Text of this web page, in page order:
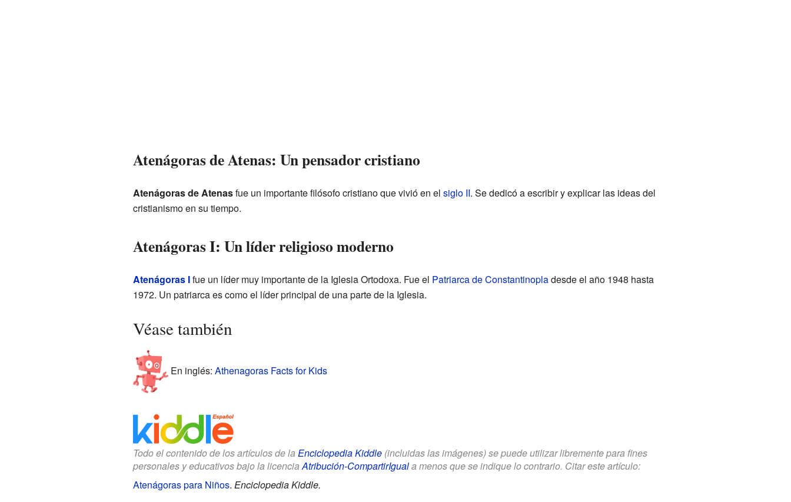
Atenágoras de Atenas: Un pensador cristiano
Atenágoras de Atenasfue un importante filósofo cristiano que vivió en el siglo II. Se dedicó a escribir y explicar las ideas del
cristianismo en su tiempo.
Atenágoras I: Un líder religioso moderno
Atenágoras Ifue un líder muy importante de la Iglesia Ortodoxa. Fue el Patriarca de Constantinopladesde el año 1948 hasta
1972. Un patriarca es como el líder principal de una parte de la Iglesia.
Véase también
En inglés: Athenagoras Facts for Kids
Todo el contenido de los artículos de la Enciclopedia Kiddle(incluidas las imágenes) se puede utilizar libremente para fines
personales y educativos bajo la licenciaAtribución-CompartirIguala menos que se indique lo contrario. Citar este artículo:
Atenágoras para Niños. Enciclopedia Kiddle.